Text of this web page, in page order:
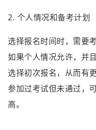
2. 个人情况和备考计划
选择报名时间时，需要
如果个人情况允许，并
选择初次报名，从而有
参加过考试但未通过，
高。